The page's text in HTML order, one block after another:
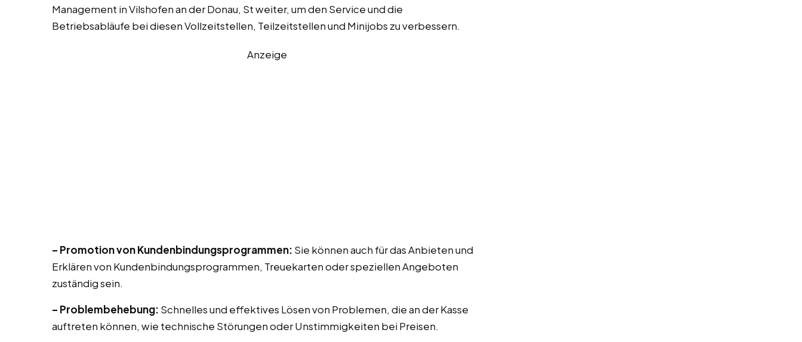
Management in Vilshofen an der Donau, St weiter, um den Service und die
Betriebsabläufe bei diesen Vollzeitstellen, Teilzeitstellen und Minijobs zu verbessern.
Anzeige
– Promotion von Kundenbindungsprogrammen: Sie können auch für das Anbieten und
Erklären von Kundenbindungsprogrammen, Treuekarten oder speziellen Angeboten
zuständig sein.
– Problembehebung: Schnelles und effektives Lösen von Problemen, die an der Kasse
auftreten können, wie technische Störungen oder Unstimmigkeiten bei Preisen.